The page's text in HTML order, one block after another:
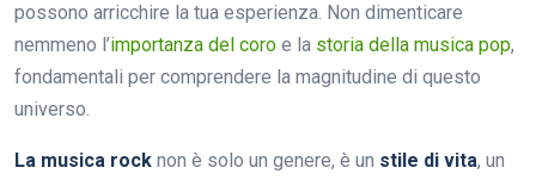
possono arricchire la tua esperienza. Non dimenticare
nemmeno l’importanza del coro e la storia della musica pop,
fondamentali per comprendere la magnitudine di questo
universo.
La musica rock non è solo un genere, è un stile di vita, un